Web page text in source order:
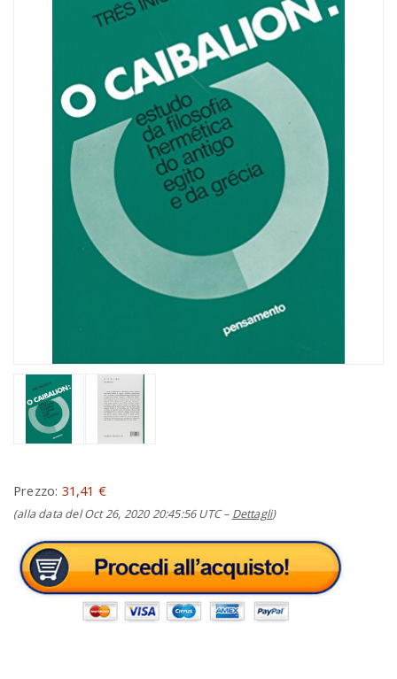
Prezzo: 31,41 €
(alla data del Oct 26, 2020 20:45:56 UTC – Dettagli)